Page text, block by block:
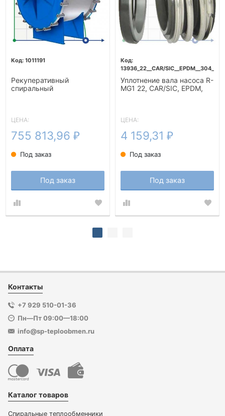
1011191
Рекуперативный
спиральный
ЦЕНА:
755 813,96 ₽
Под заказ
Под заказ
13936_22__CAR/
Уплотнение вала насоса R-
MG1 22, CAR/SIC, EPDM,
ЦЕНА:
4 159,31 ₽
Под заказ
Под заказ
Контакты
+7 929 510-01-36
Пн—Пт 09:00—18:00
info@sp-teploobmen.ru
Оплата
Каталог товаров
Спиральные теплообменники